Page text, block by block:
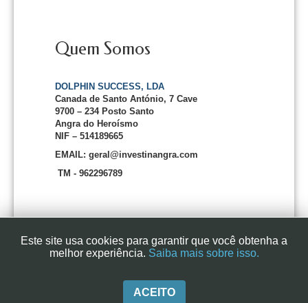
Quem Somos
DOLPHIN SUCCESS, LDA
Canada de Santo António, 7 Cave
9700 – 234 Posto Santo
Angra do Heroísmo
NIF – 514189665
EMAIL: geral@investinangra.com
TM - 962296789
Este site usa cookies para garantir que você obtenha a
melhor experiência. Saiba mais sobre isso.
ACEITO